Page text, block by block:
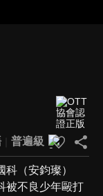
普遍級
（安鈞璨）
被不良少年毆打